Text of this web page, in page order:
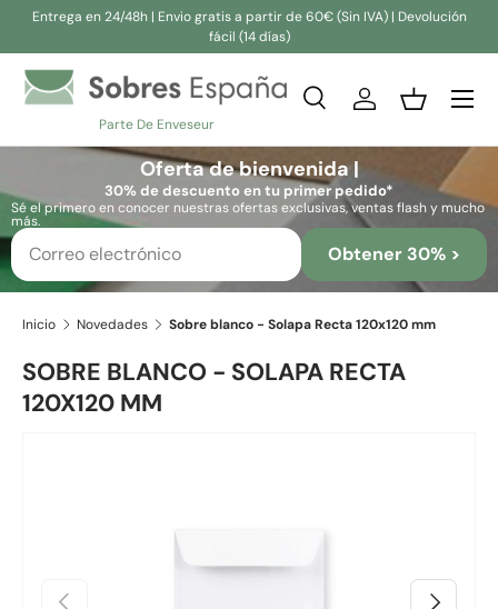
Entrega en 24/48h | Envio gratis a partir de 60€ (Sin IVA) | Devolución
fácil (14 días)
Parte De Enveseur
Buscar
Buscar
BuscarIniciar sesión
Cesta
Oferta de bienvenida |
30% de descuento en tu primer pedido*
Sé el primero en conocer nuestras ofertas exclusivas, ventas flash y mucho
más.
Obtener 30% >
Inicio Novedades Sobre blanco - Solapa Recta 120x120 mm
SOBRE BLANCO - SOLAPA RECTA
120X120 MM
Anterior Siguiente